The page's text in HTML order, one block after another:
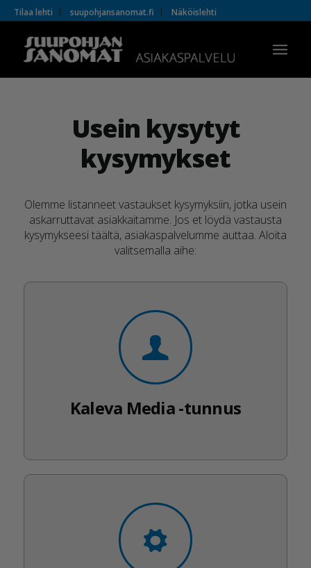
Tilaa lehti suupohjansanomat.fi Näköislehti
Usein kysytyt
kysymykset
Olemme listanneet vastaukset kysymyksiin, jotka usein
askarruttavat asiakkaitamme. Jos et löydä vastausta
kysymykseesi täältä, asiakaspalvelumme auttaa. Aloita
valitsemalla aihe:
Kaleva Media -tunnus